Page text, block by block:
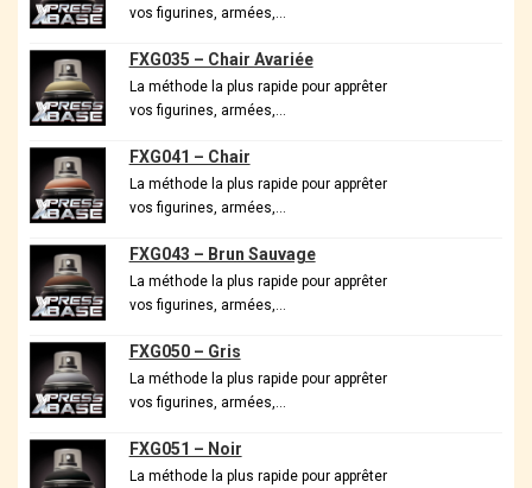
vos figurines, armées,…
FXG035 – Chair Avariée
La méthode la plus rapide pour apprêter
vos figurines, armées,…
FXG041 – Chair
La méthode la plus rapide pour apprêter
vos figurines, armées,…
FXG043 – Brun Sauvage
La méthode la plus rapide pour apprêter
vos figurines, armées,…
FXG050 – Gris
La méthode la plus rapide pour apprêter
vos figurines, armées,…
FXG051 – Noir
La méthode la plus rapide pour apprêter